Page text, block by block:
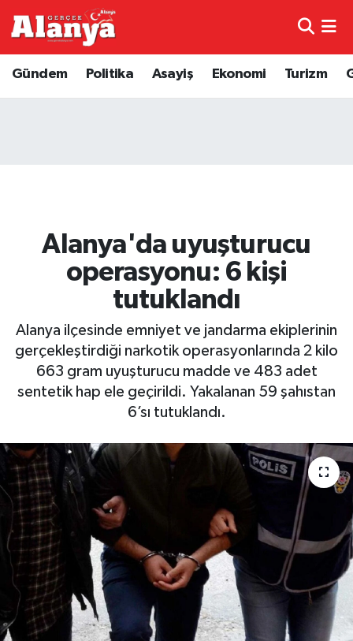
Gündem Politika Asayiş Ekonomi Turizm
Alanya'da uyuşturucu
operasyonu: 6 kişi
tutuklandı
Alanya ilçesinde emniyet ve jandarma ekiplerinin
gerçekleştirdiği narkotik operasyonlarında 2 kilo
663 gram uyuşturucu madde ve 483 adet
sentetik hap ele geçirildi. Yakalanan 59 şahıstan
6’sı tutuklandı.
Genel
Ekonomi
Gizlilik İlkeleri - Privacy Policy
Gündem
Politika
Spor
Turizm
Trafik Durumu
Haber Arşivi